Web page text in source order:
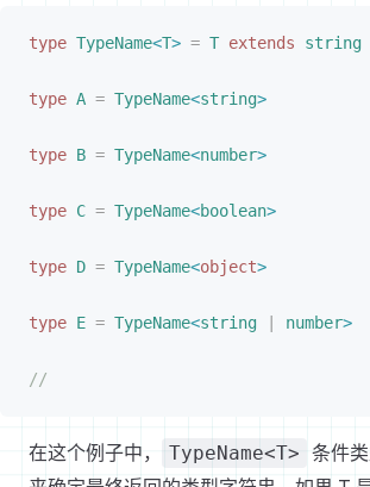
type TypeName<T> = T extends string
type A = TypeName<string>
type B = TypeName<number>
type C = TypeName<boolean>
type D = TypeName<object>
type E = TypeName<string | number>
//
在这个例子中， TypeName<T> 条件